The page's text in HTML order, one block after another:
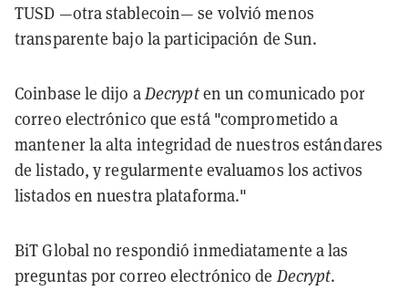
TUSD —otra stablecoin— se volvió menos
transparente bajo la participación de Sun.
Coinbase le dijo aDecrypten un comunicado por
correo electrónico que está "comprometido a
mantener la alta integridad de nuestros estándares
de listado, y regularmente evaluamos los activos
listados en nuestra plataforma."
BiT Global no respondió inmediatamente a las
preguntas por correo electrónico de Decrypt.